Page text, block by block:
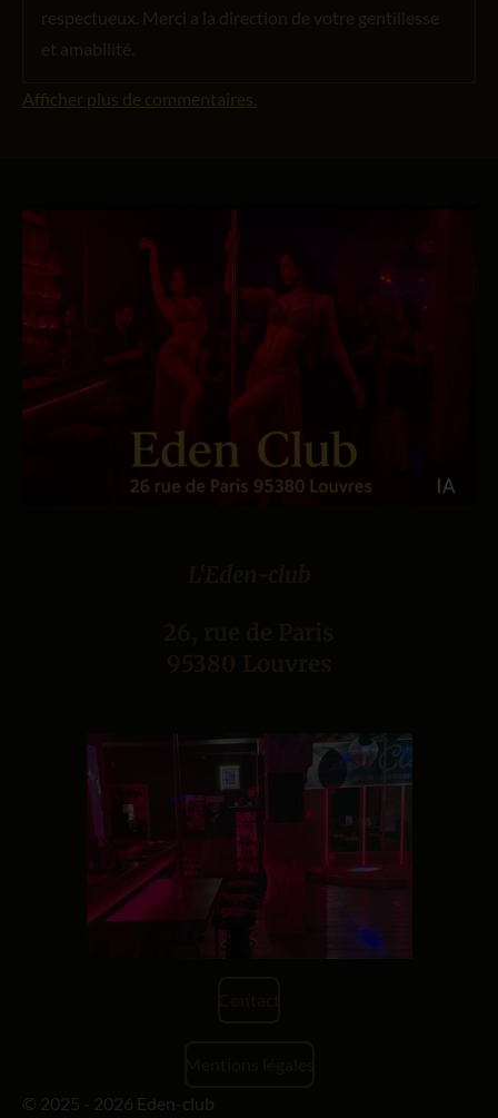
respectueux. Merci a la direction de votre gentillesse
et amabilité.
Afficher plus de commentaires.
© 2025 - 2026 Eden-club